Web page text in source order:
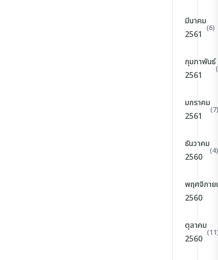
มีนาคม
2561
(6)
กุมภาพันธ์
2561
มกราคม
2561
(7)
ธันวาคม
2560
(4)
พฤศจิกาย
2560
ตุลาคม
2560